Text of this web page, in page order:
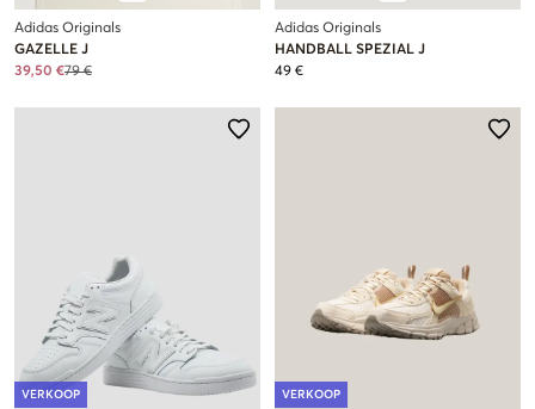
Adidas Originals
GAZELLE J
39,50 €79 €
Adidas Originals
HANDBALL SPEZIAL J
49 €
VERKOOP VERKOOP